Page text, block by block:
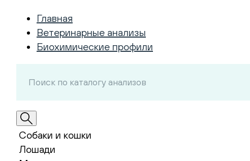
Главная
Ветеринарные анализы
Биохимические профили
Собаки и кошки
Лошади